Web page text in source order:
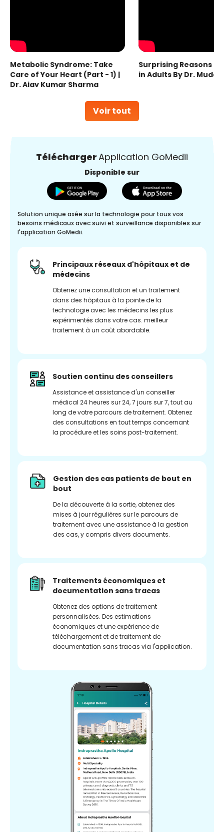
Voir tout
Metabolic Syndrome: Take
Care of Your Heart (Part - 1) |
Dr. Ajay Kumar Sharma
Surprising Reasons
in Adults By Dr.
TéléchargerApplication GoMedii
Disponible sur
Solution unique axée sur la technologie pour tous vos
besoins médicaux avec suivi et surveillance disponibles sur
l'application GoMedii.
Principaux réseaux d'hôpitaux et de
médecins
Obtenez une consultation et un traitement
dans des hôpitaux à la pointe de la
technologie avec les médecins les plus
expérimentés dans votre cas. meilleur
traitement à un coût abordable.
Soutien continu des conseillers
Assistance et assistance d'un conseiller
médical 24 heures sur 24, 7 jours sur 7, tout au
long de votre parcours de traitement. Obtenez
des consultations en tout temps concernant
la procédure et les soins post-traitement.
Gestion des cas patients de bout en
bout
De la découverte à la sortie, obtenez des
mises à jour régulières sur le parcours de
traitement avec une assistance à la gestion
des cas, y compris divers documents.
Traitements économiques et
documentation sans tracas
Obtenez des options de traitement
personnalisées. Des estimations
économiques et une expérience de
téléchargement et de traitement de
documentation sans tracas via l'application.